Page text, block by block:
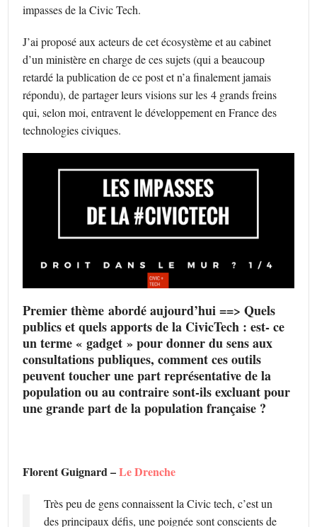
impasses de la Civic Tech.
J’ai proposé aux acteurs de cet écosystème et au cabinet
d’un ministère en charge de ces sujets (qui a beaucoup
retardé la publication de ce post et n’a finalement jamais
répondu), de partager leurs visions sur les 4 grands freins
qui, selon moi, entravent le développement en France des
technologies civiques.
Premier thème abordé aujourd’hui ==> Quels
publics et quels apports de la CivicTech : est- ce
un terme « gadget » pour donner du sens aux
consultations publiques, comment ces outils
peuvent toucher une part représentative de la
population ou au contraire sont-ils excluant pour
une grande part de la population française ?
Florent Guignard –Le Drenche
Très peu de gens connaissent la Civic tech, c’est un
des principaux défis, une poignée sont conscients de